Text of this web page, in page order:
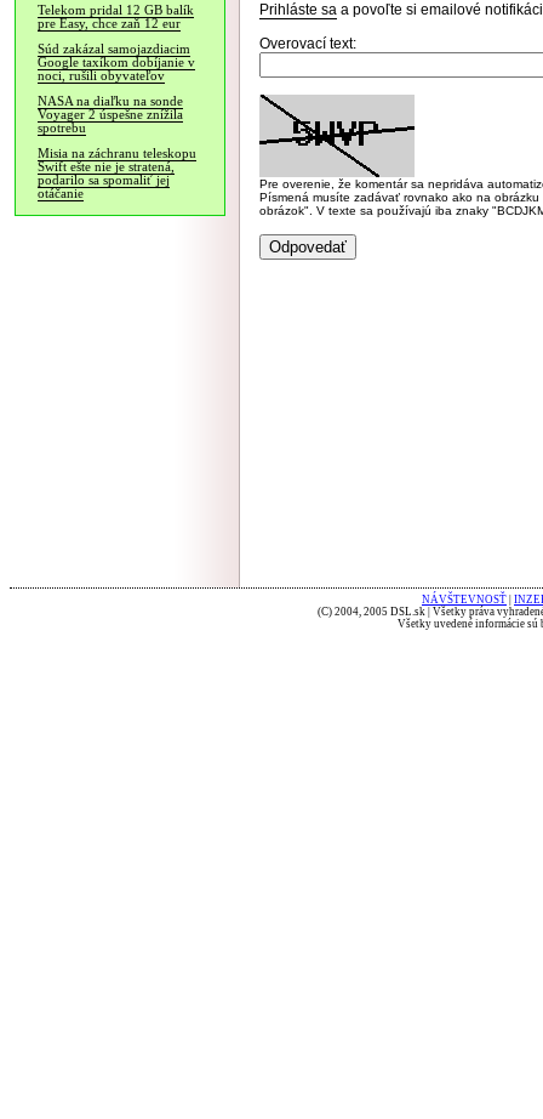
Telekom pridal 12 GB balík
pre Easy, chce zaň 12 eur
Súd zakázal samojazdiacim
Google taxíkom dobíjanie v
noci, rušili obyvateľov
NASA na diaľku na sonde
Voyager 2 úspešne znížila
spotrebu
Misia na záchranu teleskopu
Swift ešte nie je stratená,
podarilo sa spomaliť jej
otáčanie
Prihláste sa a povoľte si emailové
Overovací text:
Pre overenie, že komentár sa nepridáva
Písmená musíte zadávať rovnako ako na
obrázok". V texte sa používajú iba znaky
NÁVŠTEVNOSŤ
(C) 2004, 2005 DSL.sk | Všetky práva
Všetky uvedené informácie sú